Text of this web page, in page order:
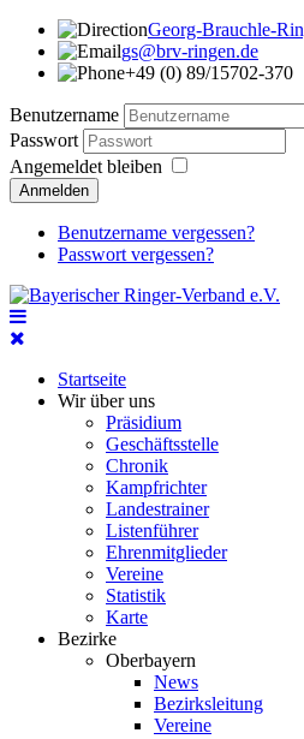
Georg-Brauchle-
gs@brv-ringen.de
+49 (0) 89/15702-370
Benutzername
Passwort
Angemeldet bleiben
Anmelden
Benutzername vergessen?
Passwort vergessen?
Startseite
Wir über uns
Präsidium
Geschäftsstelle
Chronik
Kampfrichter
Landestrainer
Listenführer
Ehrenmitglieder
Vereine
Statistik
Karte
Bezirke
Oberbayern
News
Bezirksleitung
Vereine